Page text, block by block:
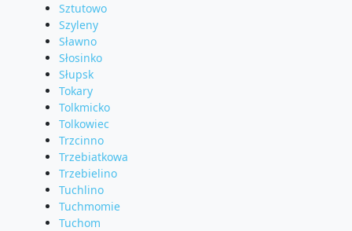
Sztutowo
Szyleny
Sławno
Słosinko
Słupsk
Tokary
Tolkmicko
Tolkowiec
Trzcinno
Trzebiatkowa
Trzebielino
Tuchlino
Tuchmomie
Tuchom